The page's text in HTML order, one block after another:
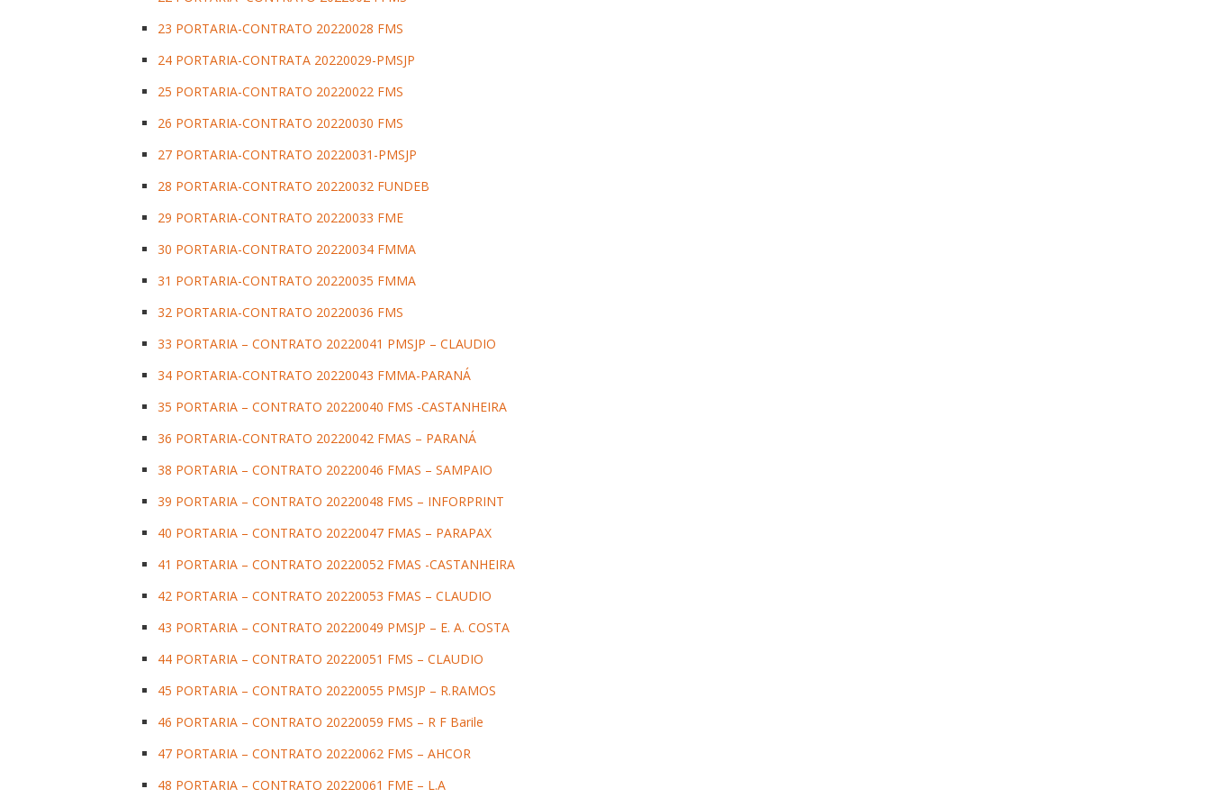
23 PORTARIA-CONTRATO 20220028 FMS
24 PORTARIA-CONTRATA 20220029-PMSJP
25 PORTARIA-CONTRATO 20220022 FMS
26 PORTARIA-CONTRATO 20220030 FMS
27 PORTARIA-CONTRATO 20220031-PMSJP
28 PORTARIA-CONTRATO 20220032 FUNDEB
29 PORTARIA-CONTRATO 20220033 FME
30 PORTARIA-CONTRATO 20220034 FMMA
31 PORTARIA-CONTRATO 20220035 FMMA
32 PORTARIA-CONTRATO 20220036 FMS
33 PORTARIA – CONTRATO 20220041 PMSJP – CLAUDIO
34 PORTARIA-CONTRATO 20220043 FMMA-PARANÁ
35 PORTARIA – CONTRATO 20220040 FMS -CASTANHEIRA
36 PORTARIA-CONTRATO 20220042 FMAS – PARANÁ
38 PORTARIA – CONTRATO 20220046 FMAS – SAMPAIO
39 PORTARIA – CONTRATO 20220048 FMS – INFORPRINT
40 PORTARIA – CONTRATO 20220047 FMAS – PARAPAX
41 PORTARIA – CONTRATO 20220052 FMAS -CASTANHEIRA
42 PORTARIA – CONTRATO 20220053 FMAS – CLAUDIO
43 PORTARIA – CONTRATO 20220049 PMSJP – E. A. COSTA
44 PORTARIA – CONTRATO 20220051 FMS – CLAUDIO
45 PORTARIA – CONTRATO 20220055 PMSJP – R.RAMOS
46 PORTARIA – CONTRATO 20220059 FMS – R F Barile
47 PORTARIA – CONTRATO 20220062 FMS – AHCOR
48 PORTARIA – CONTRATO 20220061 FME – L.A